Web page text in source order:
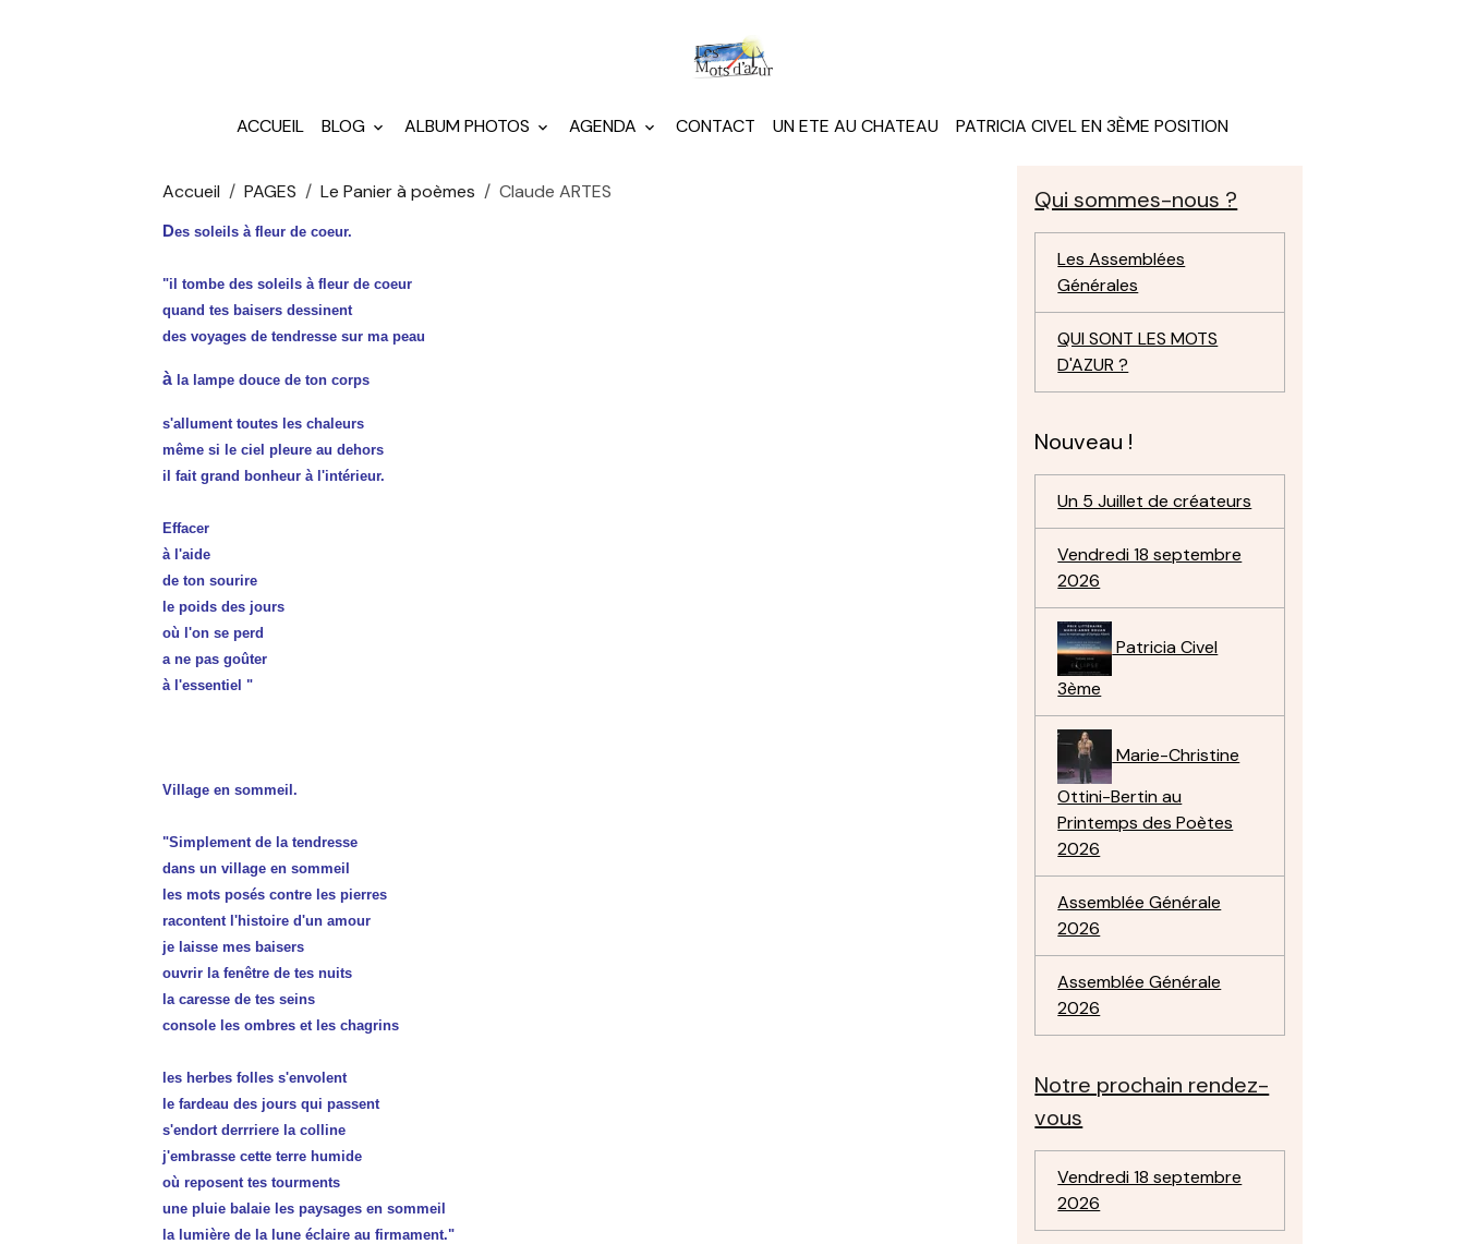
ACCUEIL BLOG ALBUM PHOTOS AGENDA CONTACT UN ETE AU CHATEAU PATRICIA CIVEL EN 3ÈME POSITION
Accueil PAGES Le Panier à poèmes
Claude ARTES
Des soleils à fleur de coeur.
"il tombe des soleils à fleur de coeur
quand tes baisers dessinent
des voyages de tendresse sur ma peau
à la lampe douce de ton corps
s'allument toutes les chaleurs
même si le ciel pleure au dehors
il fait grand bonheur à l'intérieur.
Effacer
à l'aide
de ton sourire
le poids des jours
où l'on se perd
a ne pas goûter
à l'essentiel "
Village en sommeil.
"Simplement de la tendresse
dans un village en sommeil
les mots posés contre les pierres
racontent l'histoire d'un amour
je laisse mes baisers
ouvrir la fenêtre de tes nuits
la caresse de tes seins
console les ombres et les chagrins
les herbes folles s'envolent
le fardeau des jours qui passent
s'endort derrriere la colline
j'embrasse cette terre humide
où reposent tes tourments
une pluie balaie les paysages en sommeil
la lumière de la lune éclaire au firmament."
Qui sommes-nous ?
Les Assemblées
Générales
QUI SONT LES MOTS
D'AZUR ?
Nouveau !
Un 5 Juillet de créateurs
Vendredi 18 septembre
2026
Patricia Civel
3ème
Marie-Christine
Ottini-Bertin au
Printemps des Poètes
2026
Assemblée Générale
2026
Assemblée Générale
2026
Notre prochain rendez-
vous
Vendredi 18 septembre
2026